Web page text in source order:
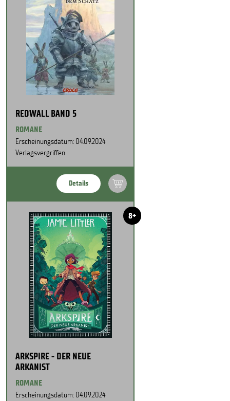
REDWALL BAND 5
ROMANE
Erscheinungsdatum: 04.09.2024
Verlagsvergriffen
Details
8+
ARKSPIRE - DER NEUE
ARKANIST
ROMANE
Erscheinungsdatum: 04.09.2024